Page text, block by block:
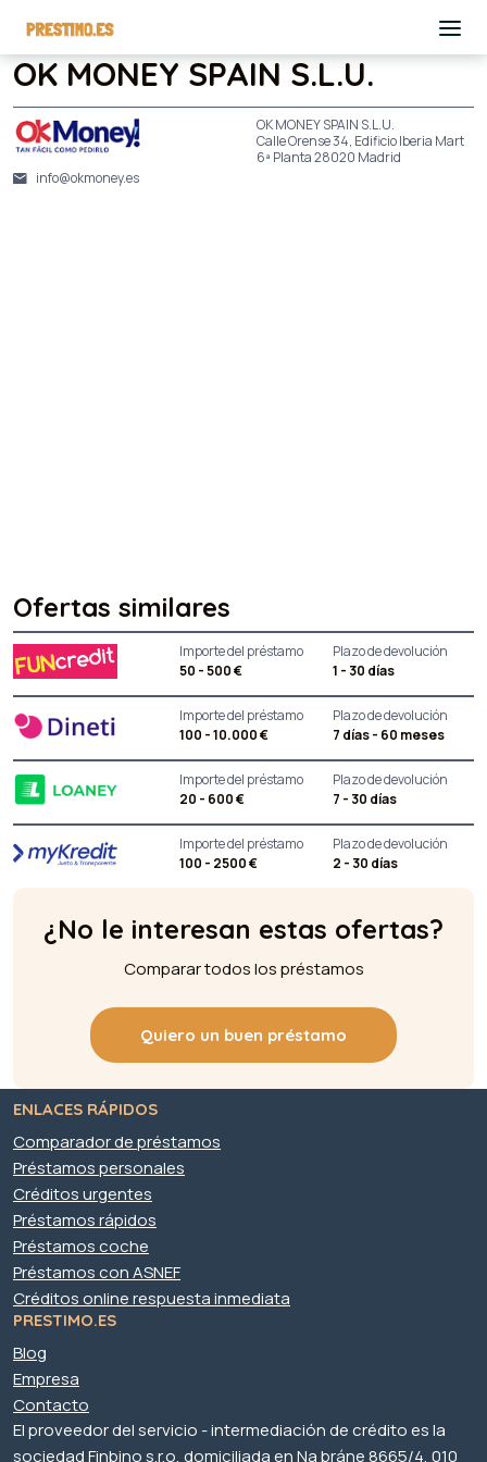
OK MONEY SPAIN S.L.U.
OK MONEY SPAIN S.L.U.
Calle Orense 34, Edificio Iberia Mart
6ª Planta 28020 Madrid
info@okmoney.es
Ofertas similares
Importe del préstamo
50 - 500 €
Plazo de devolución
1 - 30 días
Importe del préstamo
100 - 10.000 €
Plazo de devolución
7 días - 60 meses
Importe del préstamo
20 - 600 €
Plazo de devolución
7 - 30 días
Importe del préstamo
100 - 2500 €
Plazo de devolución
2 - 30 días
¿No le interesan estas ofertas?
Comparar todos los préstamos
Quiero un buen préstamo
ENLACES RÁPIDOS
Comparador de préstamos
Préstamos personales
Créditos urgentes
Préstamos rápidos
Préstamos coche
Préstamos con ASNEF
Créditos online respuesta inmediata
PRESTIMO.ES
Blog
Empresa
Contacto
El proveedor del servicio - intermediación de crédito es la
sociedad Finbino s.r.o, domiciliada en Na bráne 8665/4, 010